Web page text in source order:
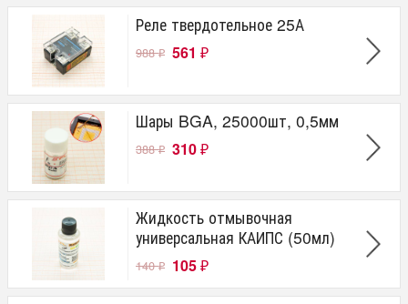
Реле твердотельное 25А
988₽ 561 ₽
Шары BGA, 25000шт, 0,5мм
388₽ 310 ₽
Жидкость отмывочная
универсальная КАИПС (50мл)
140₽ 105 ₽